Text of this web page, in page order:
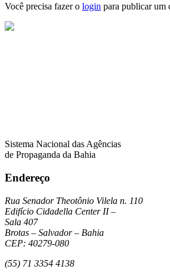
Você precisa fazer o login para publicar um
Sistema Nacional das Agências
de Propaganda da Bahia
Endereço
Rua Senador Theotônio Vilela n. 110
Edifício Cidadella Center II –
Sala 407
Brotas – Salvador – Bahia
CEP: 40279-080
(55) 71 3354 4138